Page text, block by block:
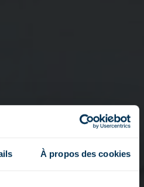
À propos des cookies